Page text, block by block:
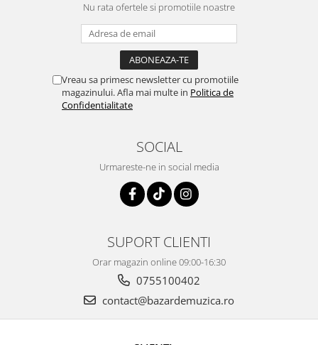
Nu rata ofertele si promotiile noastre
Vreau sa primesc newsletter cu promotiile
magazinului. Afla mai multe in Politica de
Confidentialitate
SOCIAL
Urmareste-ne in social media
SUPORT CLIENTI
Orar magazin online 09:00-16:30
0755100402
contact@bazardemuzica.ro